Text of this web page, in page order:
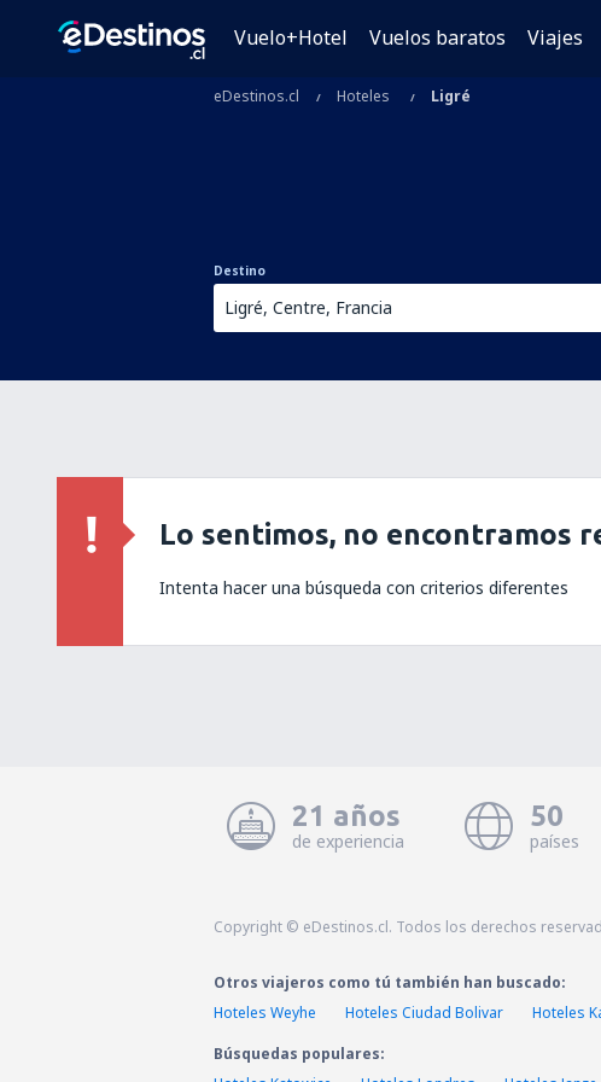
Vuelo+Hotel Vuelos baratos Viajes
eDestinos.cl Hoteles Ligré
Destino
Lo sentimos, no encontramos
Intenta hacer una búsqueda con criterios diferentes
21 años
de experiencia
50
países
Copyright © eDestinos.cl. Todos los derechos
Otros viajeros como tú también han buscado:
Hoteles Weyhe
Hoteles Ciudad Bolivar Hoteles
Búsquedas populares: